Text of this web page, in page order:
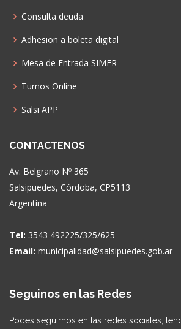
Consulta deuda
Adhesion a boleta digital
Mesa de Entrada SIMER
Turnos Online
Salsi APP
CONTACTENOS
Av. Belgrano Nº 365
Salsipuedes, Córdoba, CP5113
Argentina
Tel: 3543 492225/325/625
Email: municipalidad@salsipuedes.gob.ar
Seguinos en las Redes
Podes seguirnos en las redes sociales,